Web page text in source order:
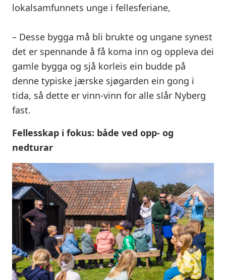
lokalsamfunnets unge i fellesferiane,
– Desse bygga må bli brukte og ungane synest
det er spennande å få koma inn og oppleva dei
gamle bygga og sjå korleis ein budde på
denne typiske jærske sjøgarden ein gong i
tida, så dette er vinn-vinn for alle slår Nyberg
fast.
Fellesskap i fokus: både ved opp- og
nedturar